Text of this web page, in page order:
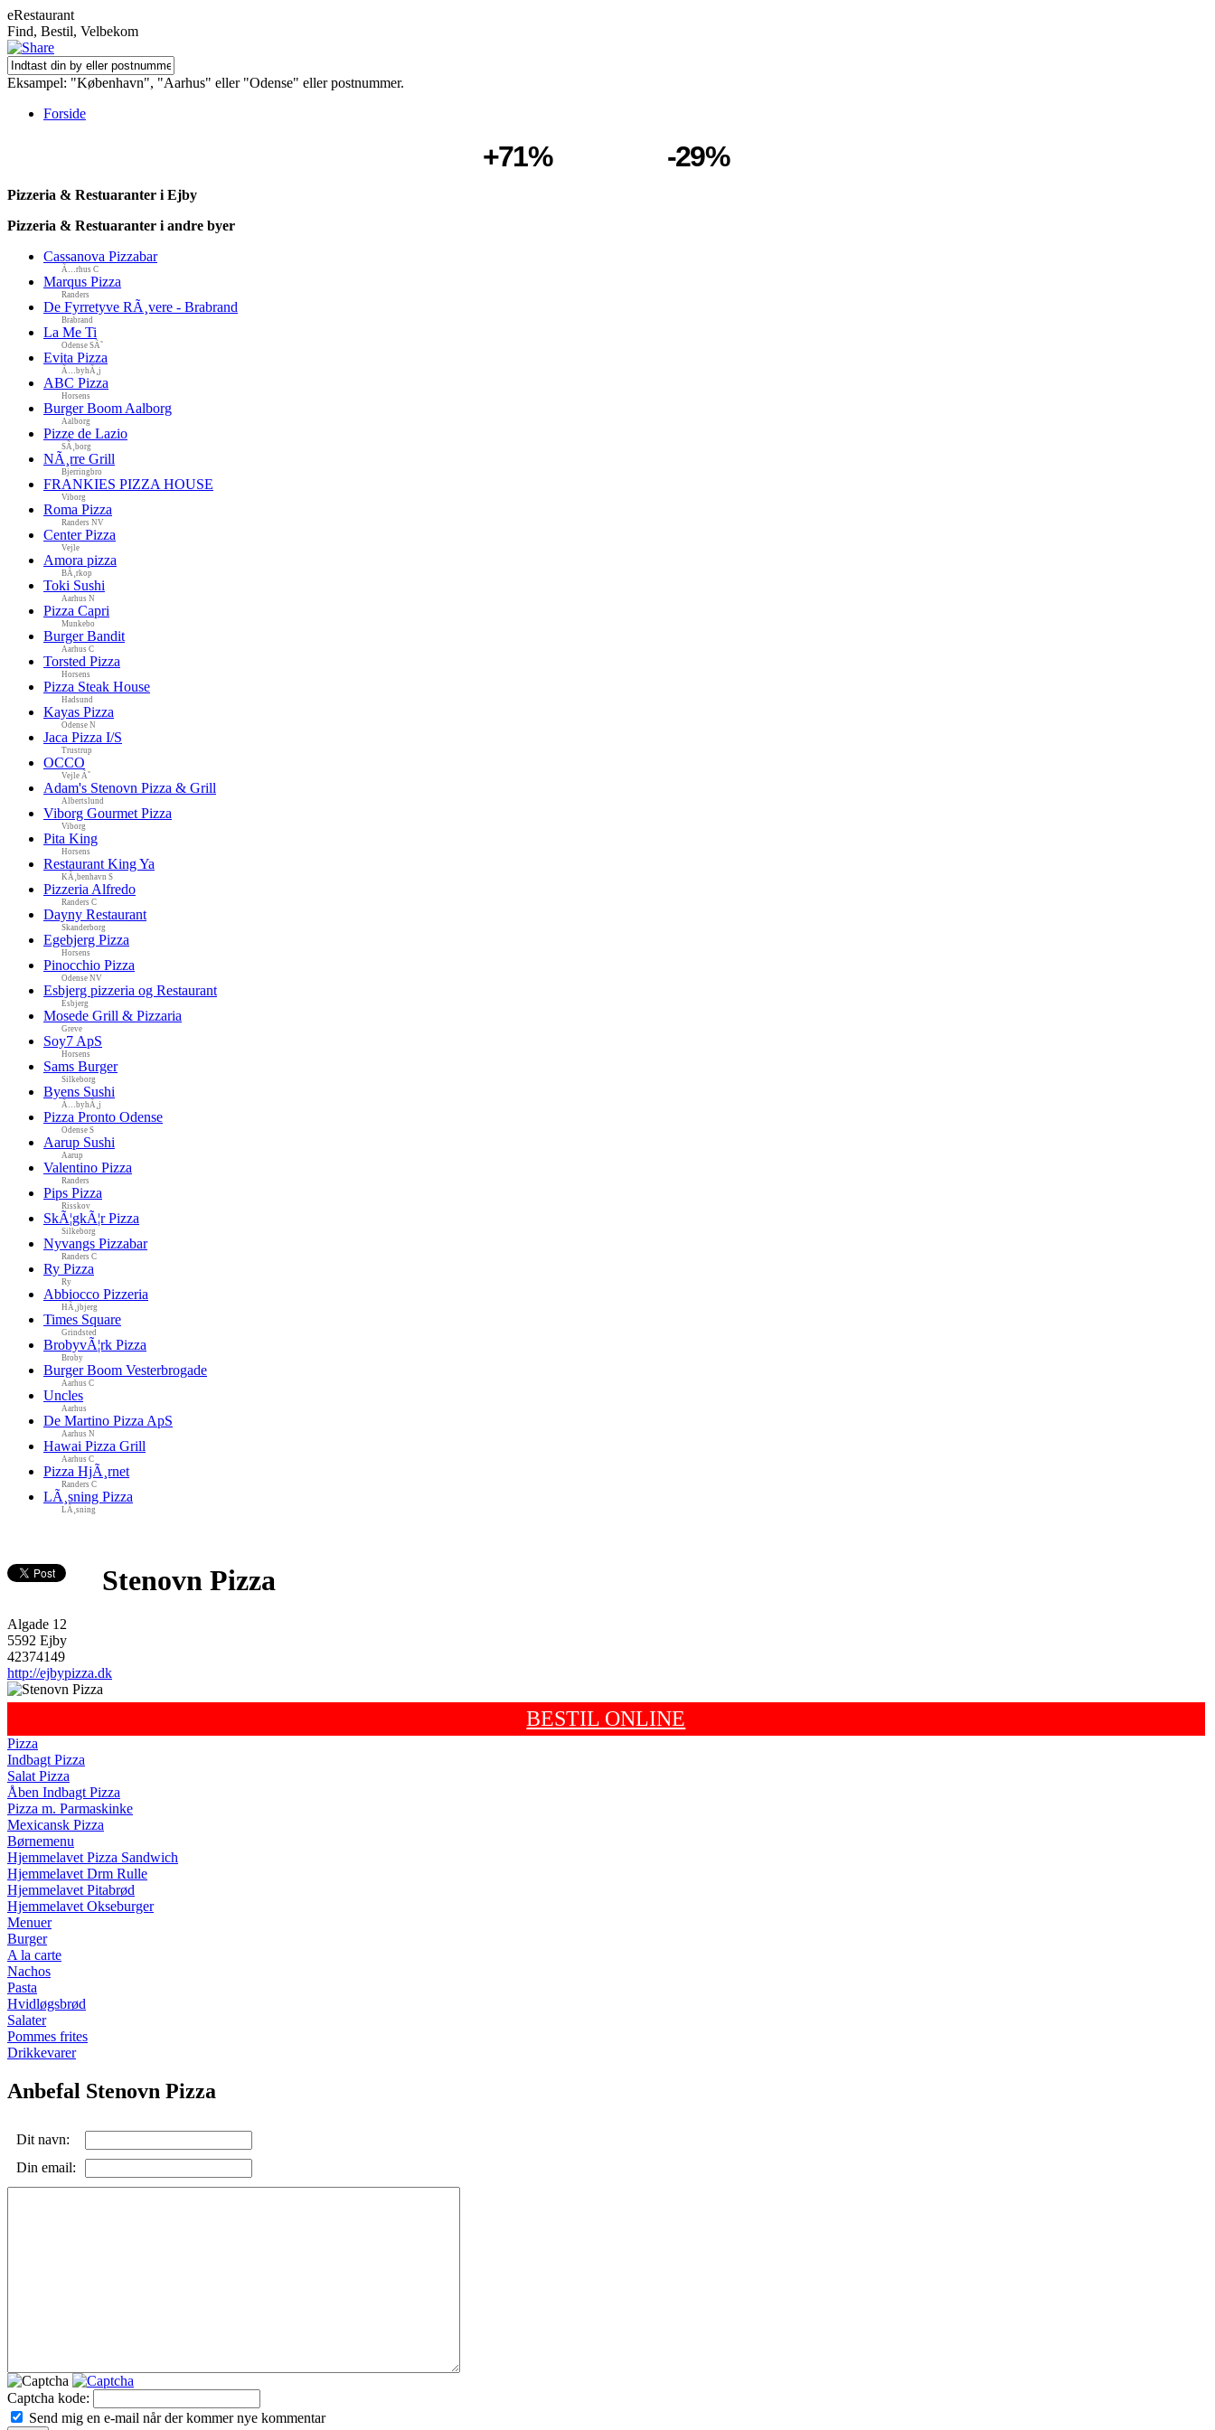
eRestaurant
Find, Bestil, Velbekom
Eksampel: "København", "Aarhus" eller "Odense" eller postnummer.
Forside
+71% -29%
Pizzeria & Restuaranter i Ejby
Pizzeria & Restuaranter i andre byer
Cassanova Pizzabar
Ã…rhus C
Marqus Pizza
Randers
De Fyrretyve RÃ¸vere - Brabrand
Brabrand
La Me Ti
Odense SÃ˜
Evita Pizza
Ã…byhÃ¸j
ABC Pizza
Horsens
Burger Boom Aalborg
Aalborg
Pizze de Lazio
SÃ¸borg
NÃ¸rre Grill
Bjerringbro
FRANKIES PIZZA HOUSE
Viborg
Roma Pizza
Randers NV
Center Pizza
Vejle
Amora pizza
BÃ¸rkop
Toki Sushi
Aarhus N
Pizza Capri
Munkebo
Burger Bandit
Aarhus C
Torsted Pizza
Horsens
Pizza Steak House
Hadsund
Kayas Pizza
Odense N
Jaca Pizza I/S
Trustrup
OCCO
Vejle Ã˜
Adam's Stenovn Pizza & Grill
Albertslund
Viborg Gourmet Pizza
Viborg
Pita King
Horsens
Restaurant King Ya
KÃ¸benhavn S
Pizzeria Alfredo
Randers C
Dayny Restaurant
Skanderborg
Egebjerg Pizza
Horsens
Pinocchio Pizza
Odense NV
Esbjerg pizzeria og Restaurant
Esbjerg
Mosede Grill & Pizzaria
Greve
Soy7 ApS
Horsens
Sams Burger
Silkeborg
Byens Sushi
Ã…byhÃ¸j
Pizza Pronto Odense
Odense S
Aarup Sushi
Aarup
Valentino Pizza
Randers
Pips Pizza
Risskov
SkÃ¦gkÃ¦r Pizza
Silkeborg
Nyvangs Pizzabar
Randers C
Ry Pizza
Ry
Abbiocco Pizzeria
HÃ¸jbjerg
Times Square
Grindsted
BrobyvÃ¦rk Pizza
Broby
Burger Boom Vesterbrogade
Aarhus C
Uncles
Aarhus
De Martino Pizza ApS
Aarhus N
Hawai Pizza Grill
Aarhus C
Pizza HjÃ¸rnet
Randers C
LÃ¸sning Pizza
LÃ¸sning
Stenovn Pizza
Algade 12
5592 Ejby
42374149
http://ejbypizza.dk
BESTIL ONLINE
Pizza
Indbagt Pizza
Salat Pizza
Åben Indbagt Pizza
Pizza m. Parmaskinke
Mexicansk Pizza
Børnemenu
Hjemmelavet Pizza Sandwich
Hjemmelavet Drm Rulle
Hjemmelavet Pitabrød
Hjemmelavet Okseburger
Menuer
Burger
A la carte
Nachos
Pasta
Hvidløgsbrød
Salater
Pommes frites
Drikkevarer
Anbefal Stenovn Pizza
Dit navn:
Din email:
Captcha kode:
Send mig en e-mail når der kommer nye kommentar